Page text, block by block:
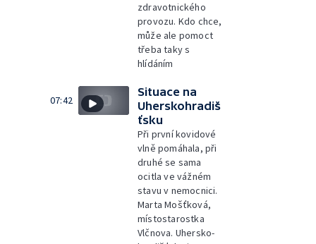
zdravotnického
provozu. Kdo chce,
může ale pomoct
třeba taky s
hlídáním
07:42
Situace na
Uherskohradiš
ťsku
Při první kovidové
vlně pomáhala, při
druhé se sama
ocitla ve vážném
stavu v nemocnici.
Marta Mošťková,
místostarostka
Vlčnova. Uhersko-